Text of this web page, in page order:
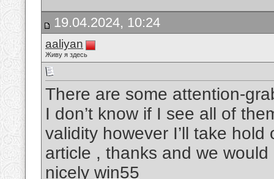
19.04.2024, 10:24
aaliyan
Живу я здесь
There are some attention-
I don’t know if I see all of
validity however I’ll take
article , thanks and we
nicely win55